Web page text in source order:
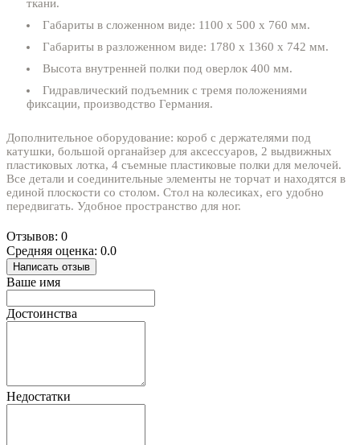
ткани.
Габариты в сложенном виде: 1100 х 500 х 760 мм.
Габариты в разложенном виде: 1780 х 1360 х 742 мм.
Высота внутренней полки под оверлок 400 мм.
Гидравлический подъемник с тремя положениями
фиксации, производство Германия.
Дополнительное оборудование: короб с держателями под
катушки, большой органайзер для аксессуаров, 2 выдвижных
пластиковых лотка, 4 съемные пластиковые полки для мелочей.
Все детали и соединительные элементы не торчат и находятся в
единой плоскости со столом. Стол на колесиках, его удобно
передвигать. Удобное пространство для ног.
Отзывов: 0
Средняя оценка: 0.0
Написать отзыв
Ваше имя
Достоинства
Недостатки